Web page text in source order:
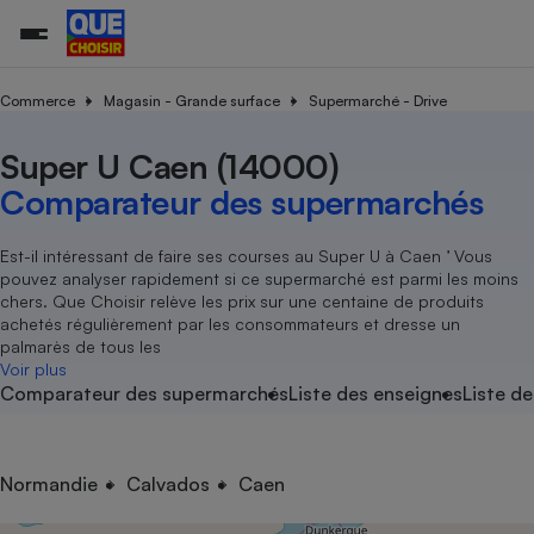
Commerce Magasin - Grande surface Supermarché - Drive
Super U Caen (14000)
Comparateur des supermarchés
Est-il intéressant de faire ses courses au Super U à Caen ’ Vous
pouvez analyser rapidement si ce supermarché est parmi les moins
chers. Que Choisir relève les prix sur une centaine de produits
achetés régulièrement par les consommateurs et dresse un
palmarès de tous les
Voir plus
Comparateur des supermarchésListe des enseignesListe
Normandie Calvados Caen
Magasin - Grande surface
Méthode de vente -
Organismes de défense
Système judiciairegratuit
Déchet
Achat - Vente - Travaux
Location
Sport
électrique
Démarche administrative
Senior
Service marchand
Train
Transport aérien
Toutes les actualités
Enquêtes
Guides d'achat
Conseils
Brèves
Tous les services
Soumettre un litige
Lettres types
Rencontrer une association locale
Tous nos combats
Nos actions
Nos grandes victoires
Les billets de la présidente
Nos associations locales
Nous rejoindre
En savoir plus sur Que Choisir Ensemble
L’association
Nos missions
Notre méthodologie
Notre financement
Nos partenaires
Nous rejoindre